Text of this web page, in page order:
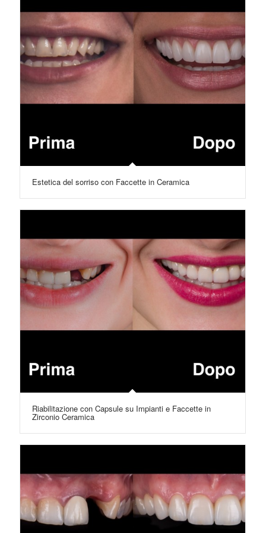
Estetica del sorriso con Faccette in Ceramica
Riabilitazione con Capsule su Impianti e Faccette in
Zirconio Ceramica